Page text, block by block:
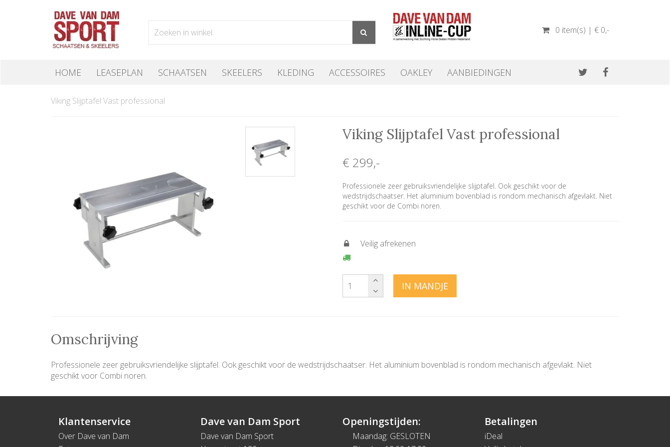
0 item(s) | € 0,-
HOME LEASEPLAN SCHAATSEN SKEELERS KLEDING ACCESSOIRES OAKLEY AANBIEDINGEN
Viking Slijptafel Vast professional
Viking Slijptafel Vast professional
€ 299,-
Professionele zeer gebruiksvriendelijke slijptafel. Ook geschikt voor de
wedstrijdschaatser. Het aluminium bovenblad is rondom mechanisch afgevlakt. Niet
geschikt voor de Combi noren.
Veilig afrekenen
IN MANDJE
Omschrijving
Professionele zeer gebruiksvriendelijke slijptafel. Ook geschikt voor de wedstrijdschaatser. Het aluminium bovenblad is rondom mechanisch afgevlakt. Niet
geschikt voor Combi noren.
Klantenservice
Over Dave van Dam
Dave van Dam Sport
Dave van Dam Sport
Openingstijden:
Maandag: GESLOTEN
Betalingen
iDeal